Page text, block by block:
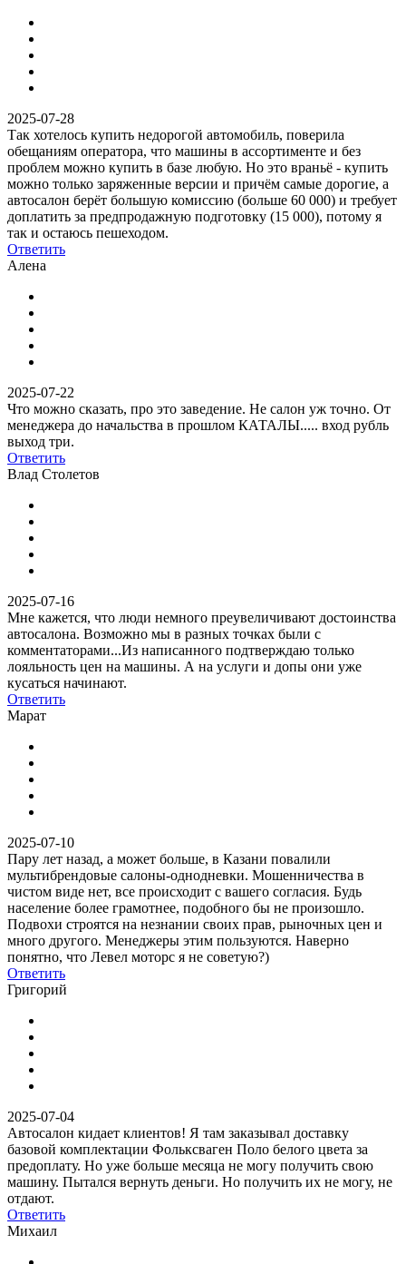
2025-07-28
Так хотелось купить недорогой автомобиль, поверила
обещаниям оператора, что машины в ассортименте и без
проблем можно купить в базе любую. Но это враньё - купить
можно только заряженные версии и причём самые дорогие, а
автосалон берёт большую комиссию (больше 60 000) и требует
доплатить за предпродажную подготовку (15 000), потому я
так и остаюсь пешеходом.
Ответить
Алена
2025-07-22
Что можно сказать, про это заведение. Не салон уж точно. От
менеджера до начальства в прошлом КАТАЛЫ..... вход рубль
выход три.
Ответить
Влад Столетов
2025-07-16
Мне кажется, что люди немного преувеличивают достоинства
автосалона. Возможно мы в разных точках были с
комментаторами...Из написанного подтверждаю только
лояльность цен на машины. А на услуги и допы они уже
кусаться начинают.
Ответить
Марат
2025-07-10
Пару лет назад, а может больше, в Казани повалили
мультибрендовые салоны-однодневки. Мошенничества в
чистом виде нет, все происходит с вашего согласия. Будь
население более грамотнее, подобного бы не произошло.
Подвохи строятся на незнании своих прав, рыночных цен и
много другого. Менеджеры этим пользуются. Наверно
понятно, что Левел моторс я не советую?)
Ответить
Григорий
2025-07-04
Автосалон кидает клиентов! Я там заказывал доставку
базовой комплектации Фольксваген Поло белого цвета за
предоплату. Но уже больше месяца не могу получить свою
машину. Пытался вернуть деньги. Но получить их не могу, не
отдают.
Ответить
Михаил